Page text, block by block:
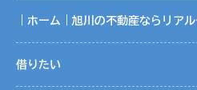
｜ホーム｜旭川の不動産ならリア
借りたい